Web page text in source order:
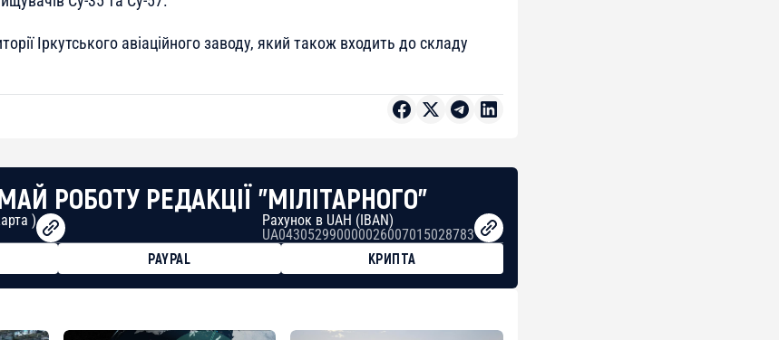
Іркутського авіаційного заводу, який також входить до складу
РОБОТУ РЕДАКЦІЇ "МІЛІТАРНОГО"
)
Рахунок в UAH (IBAN)
UA043052990000026007015028783
PAYPAL
КРИПТА